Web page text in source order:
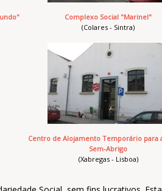
Complexo Social "Marinel"
(Colares - Sintra)
Centro de Alojamento Temporário para
Sem-Abrigo
(Xabregas - Lisboa)